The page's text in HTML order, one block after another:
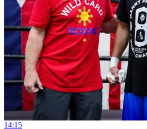
14:15